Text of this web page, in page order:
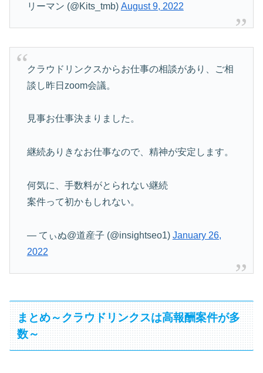
リーマン (@Kits_tmb) August 9, 2022
クラウドリンクスからお仕事の相談があり、ご相
談し昨日zoom会議。
見事お仕事決まりました。
継続ありきなお仕事なので、精神が安定します。
何気に、手数料がとられない継続
案件って初かもしれない。
— てぃぬ@道産子 (@insightseo1) January 26,
2022
まとめ～クラウドリンクスは高報酬案件が多
数～